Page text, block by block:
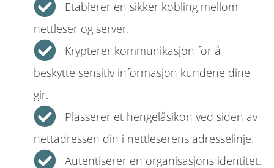
Etablerer en sikker kobling mellom
nettleser og server.
Krypterer kommunikasjon for å
beskytte sensitiv informasjon kundene dine
gir.
Plasserer et hengelåsikon ved siden av
nettadressen din i nettleserens adresselinje.
Autentiserer en organisasjons identitet.